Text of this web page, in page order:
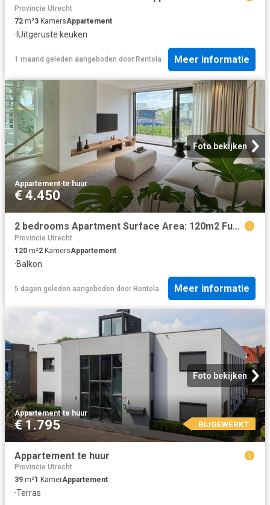
Provincie Utrecht
72 m²3 KamersAppartement
· IUitgeruste keuken
1 maand geleden aangeboden door Rentola Meer informatie
Foto bekijken
Appartement·te huur
€ 4.450
2 bedrooms Apartment Surface Area: 120m2 Furnished Available from: 2026 08 23
Provincie Utrecht
120 m²2 KamersAppartement
·Balkon
5 dagen geleden aangeboden door Rentola Meer informatie
Foto bekijken
Appartement·te huur
€ 1.795 BIJGEWERKT
Appartement te huur
Provincie Utrecht
39 m²1 KamerAppartement
·Terras